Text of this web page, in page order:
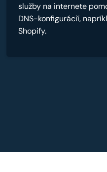
služby na internete
DNS-konfigurácií,
Shopify.